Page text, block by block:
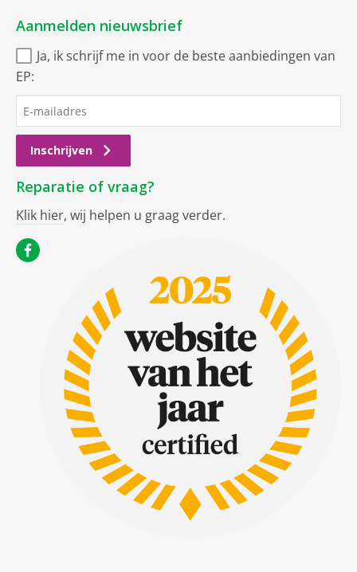
Aanmelden nieuwsbrief
Ja, ik schrijf me in voor de beste aanbiedingen van
EP:
Inschrijven
Reparatie of vraag?
Klik hier, wij helpen u graag verder.